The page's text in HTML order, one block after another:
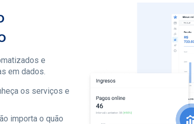
e
em dados.
os serviços e
importa o quão